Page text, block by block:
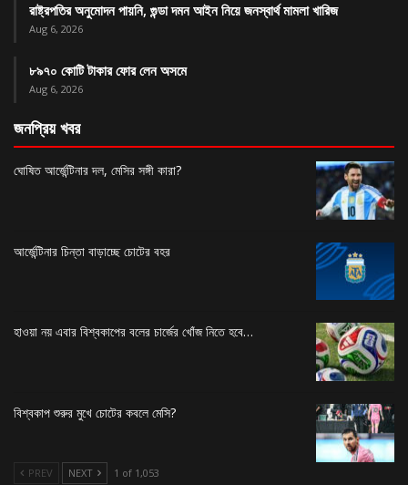
রাষ্ট্রপতির অনুমোদন পায়নি, গুন্ডা দমন আইন নিয়ে জনস্বার্থ মামলা খারিজ
Aug 6, 2026
৮৯৭০ কোটি টাকার ফোর লেন অসমে
Aug 6, 2026
জনপ্রিয় খবর
ঘোষিত আর্জেন্টিনার দল, মেসির সঙ্গী কারা?
আর্জেন্টিনার চিন্তা বাড়াচ্ছে চোটের বহর
হাওয়া নয় এবার বিশ্বকাপের বলের চার্জের খোঁজ নিতে হবে…
বিশ্বকাপ শুরুর মুখে চোটের কবলে মেসি?
PREV NEXT 1 of 1,053